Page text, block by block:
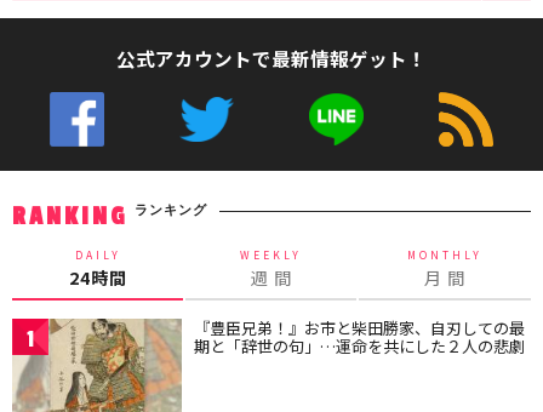
公式アカウントで最新情報ゲット！
RANKING ランキング
DAILY
24時間
WEEKLY
週 間
MONTHLY
月 間
1 『豊臣兄弟！』お市と柴田勝家、自刃しての最
期と「辞世の句」…運命を共にした２人の悲劇